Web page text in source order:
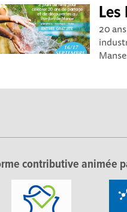
Les
20
contributive